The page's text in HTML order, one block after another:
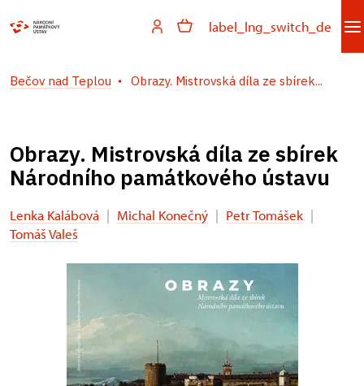
label_lng_switch_de
Bečov nad Teplou Obrazy. Mistrovská díla ze sbírek...
Obrazy. Mistrovská díla ze sbírek
Národního památkového ústavu
Lenka Kalábová | Michal Konečný | Petr Tomášek |
Tomáš Valeš